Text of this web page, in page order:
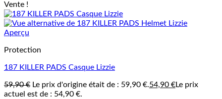
Vente !
Aperçu
Protection
187 KILLER PADS Casque Lizzie
59,90€ Le prix d'origine était de : 59,90 €.54,90 €Le prix
actuel est de : 54,90 €.